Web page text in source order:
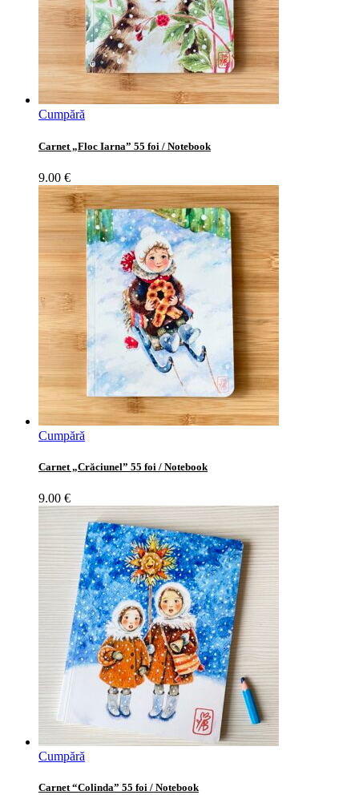
Cumpără
Carnet „Floc Iarna” 55 foi / Notebook
9.00 €
Cumpără
Carnet „Crăciunel” 55 foi / Notebook
9.00 €
Cumpără
Carnet “Colinda” 55 foi / Notebook